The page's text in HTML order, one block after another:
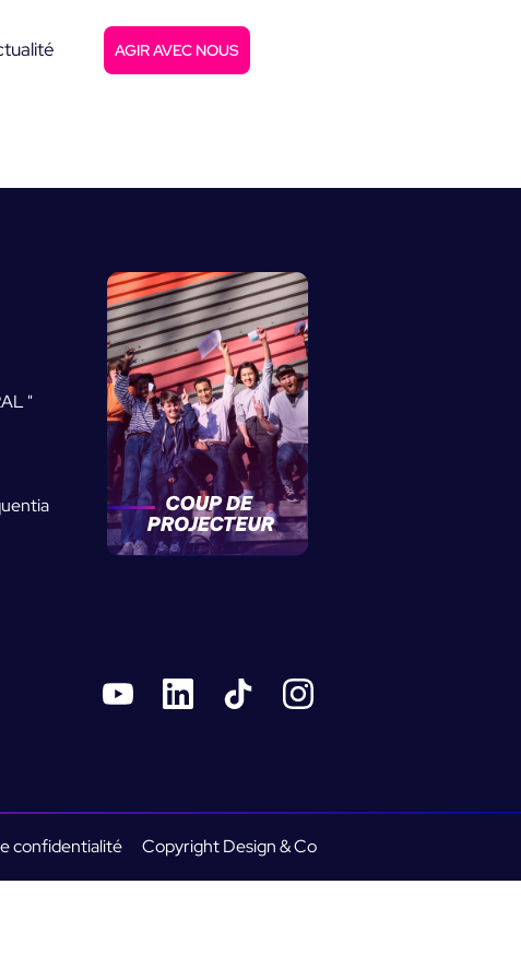
AGIR AVEC NOUS
"
confidentialité Copyright Design & Co